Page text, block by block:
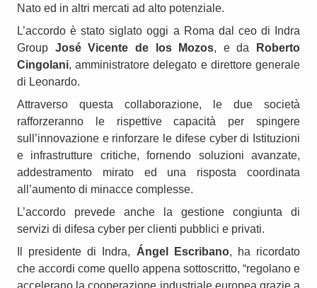
Nato ed in altri mercati ad alto potenziale.
L’accordo è stato siglato oggi a Roma dal ceo di Indra
Group José Vicente de los Mozos, e da
Roberto
Cingolani, amministratore delegato e direttore generale
di Leonardo.
Attraverso questa collaborazione, le due società
rafforzeranno le rispettive capacità per spingere
sull’innovazione e rinforzare le difese cyber di Istituzioni
e infrastrutture critiche, fornendo soluzioni avanzate,
addestramento mirato ed una risposta coordinata
all’aumento di minacce complesse.
L’accordo prevede anche la gestione congiunta di
servizi di difesa cyber per clienti pubblici e privati.
Il presidente di Indra, Ángel Escribano, ha ricordato
che accordi come quello appena sottoscritto, “regolano e
accelerano la cooperazione industriale europea grazie a